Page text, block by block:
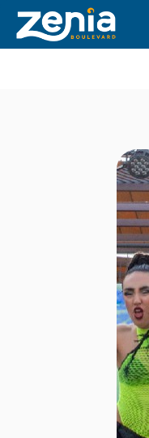
Ir al contenido principal